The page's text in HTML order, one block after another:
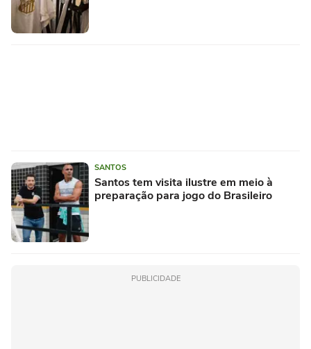
SANTOS
Santos tem visita ilustre em meio à
preparação para jogo do Brasileiro
PUBLICIDADE